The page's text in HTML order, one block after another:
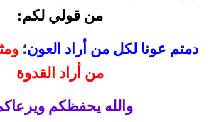
من قولي لكم:
دمتم عونا لكل من أراد العون؛
من أراد القدوة
والله يحفظكم